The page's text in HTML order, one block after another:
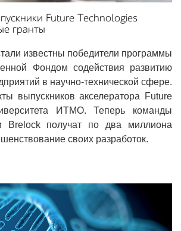
Future Technologies
гранты
известны победители программы
Фондом содействия развитию
в научно-технической сфере.
выпускников акселератора Future
ИТМО. Теперь команды
Brelock получат по два миллиона
своих разработок.